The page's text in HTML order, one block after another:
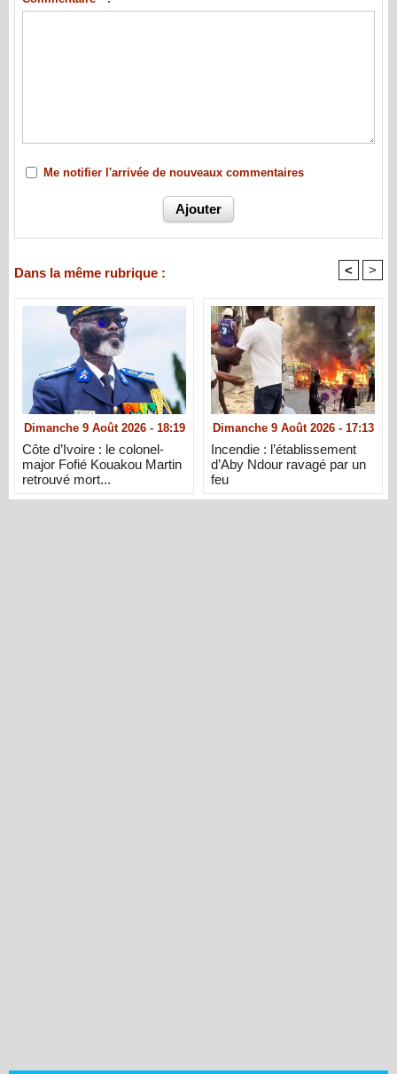
Me notifier l'arrivée de nouveaux commentaires
Dans la même rubrique : < >
Dimanche 9 Août 2026 - 18:19
Côte d’Ivoire : le colonel-
major Fofié Kouakou Martin
retrouvé mort...
Dimanche 9 Août 2026 - 17:13
Incendie : l’établissement
d’Aby Ndour ravagé par un
feu